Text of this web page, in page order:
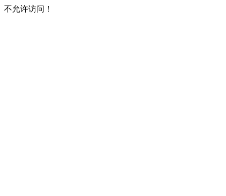
不允许访问！